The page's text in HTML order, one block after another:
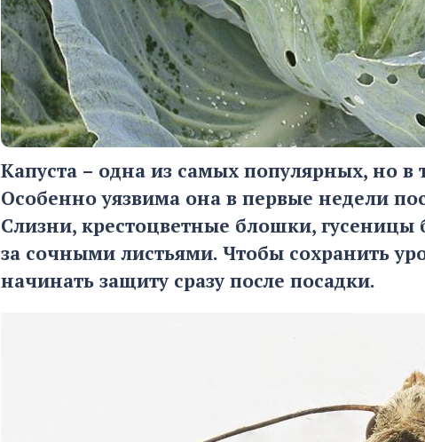
Капуста – одна из самых популярных, но
Особенно уязвима она в первые недели
Слизни, крестоцветные блошки, гусеницы
за сочными листьями. Чтобы сохранить
начинать защиту сразу после посадки.